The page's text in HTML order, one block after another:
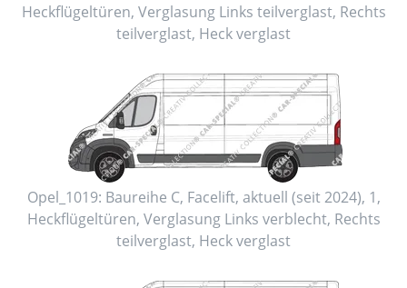
Heckflügeltüren, Verglasung Links teilverglast, Rechts
teilverglast, Heckverglast
Opel_1019: Baureihe C, Facelift, aktuell (seit 2024), 1,
Heckflügeltüren, Verglasung Links verblecht, Rechts
teilverglast, Heckverglast